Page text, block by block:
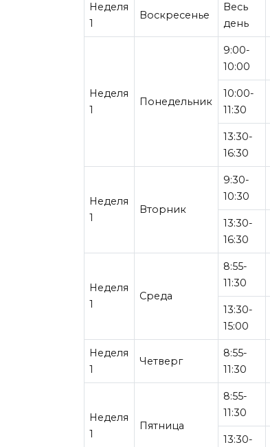
Неделя
1
Воскресенье
Весь
день
Неделя
1
Понедельник
9:00-
10:00
10:00-
11:30
13:30-
16:30
Неделя
1
Вторник
9:30-
10:30
13:30-
16:30
Неделя
1
Среда
8:55-
11:30
13:30-
15:00
Неделя
1
Четверг
8:55-
11:30
Неделя
1
Пятница
8:55-
11:30
13:30-